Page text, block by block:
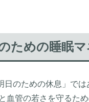
ための睡眠
のための休息」では
血管の若さを守るた